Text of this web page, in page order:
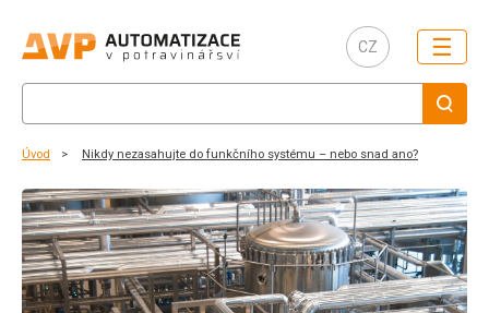
CZ ☰
Úvod Nikdy nezasahujte do funkčního systému – nebo snad ano?